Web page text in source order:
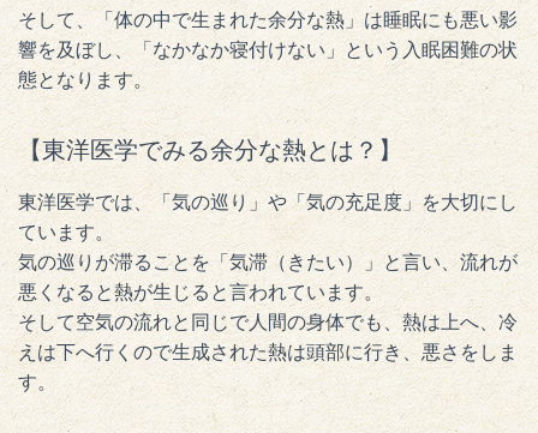
そして、「体の中で生まれた余分な熱」は睡眠にも悪い影
響を及ぼし、「なかなか寝付けない」という入眠困難の状
態となります。
【東洋医学でみる余分な熱とは？】
東洋医学では、「気の巡り」や「気の充足度」を大切にし
ています。
気の巡りが滞ることを「気滞（きたい）」と言い、流れが
悪くなると熱が生じると言われています。
そして空気の流れと同じで人間の身体でも、熱は上へ、冷
えは下へ行くので生成された熱は頭部に行き、悪さをしま
す。